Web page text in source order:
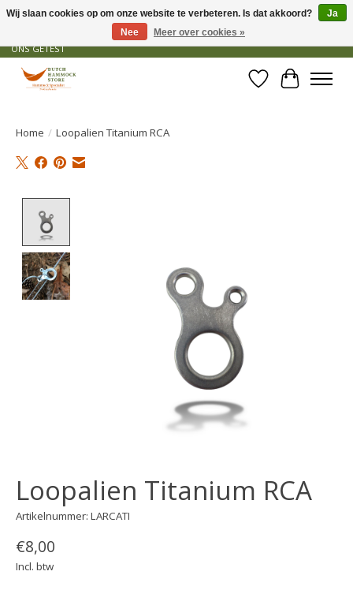
GRATIS VERZENDING VANAF € 50 - OFFICIEEL DEALER - PRODUCTEN ZIJN DOOR
ONS GETEST
Verlanglijst
Home / Loopalien Titanium RCA
Loopalien Titanium RCA
Artikelnummer: LARCATI
€8,00
Incl. btw
Wij slaan cookies op om onze website te verbeteren. Is dat akkoord?
Ja
Nee
Meer over cookies »